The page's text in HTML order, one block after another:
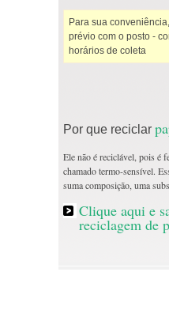
Para sua
prévio com o posto -
horários de coleta
Por que reciclar
Ele não é reciclável, pois é
chamado termo-sensível.
suma composição, uma
Clique aqui e
reciclagem de